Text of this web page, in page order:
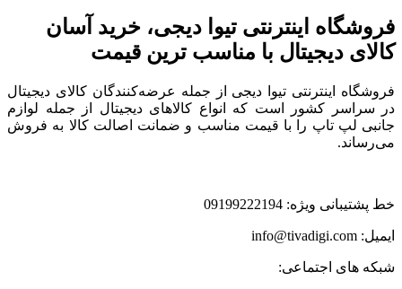
فروشگاه اینترنتی تیوا دیجی، خرید آسان
کالای دیجیتال با مناسب ترین قیمت
فروشگاه اینترنتی تیوا دیجی از جمله عرضه‌کنندگان کالای دیجیتال
در سراسر کشور است که انواع کالاهای دیجیتال از جمله لوازم
جانبی لپ تاپ را با قیمت مناسب و ضمانت اصالت کالا به فروش
می‌رساند.
خط پشتیبانی ویژه: 09199222194
ایمیل: info@tivadigi.com
شبکه های اجتماعی: